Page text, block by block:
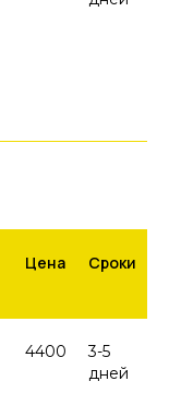
Цена Сроки
4400
3-5
дней